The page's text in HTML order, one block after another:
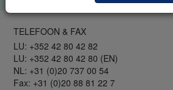
TELEFOON & FAX
LU: +352 42 80 42 82
LU: +352 42 80 42 80 (EN)
NL: +31 (0)20 737 00 54
Fax: +31 (0)20 88 81 22 7